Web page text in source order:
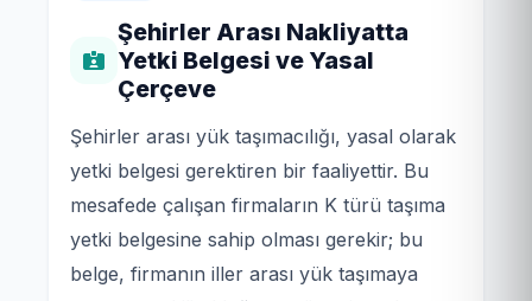
Şehirler Arası Nakliyatta
Yetki Belgesi ve Yasal
Çerçeve
Şehirler arası yük taşımacılığı, yasal olarak
yetki belgesi gerektiren bir faaliyettir. Bu
mesafede çalışan firmaların K türü taşıma
yetki belgesine sahip olması gerekir; bu
belge, firmanın iller arası yük taşımaya